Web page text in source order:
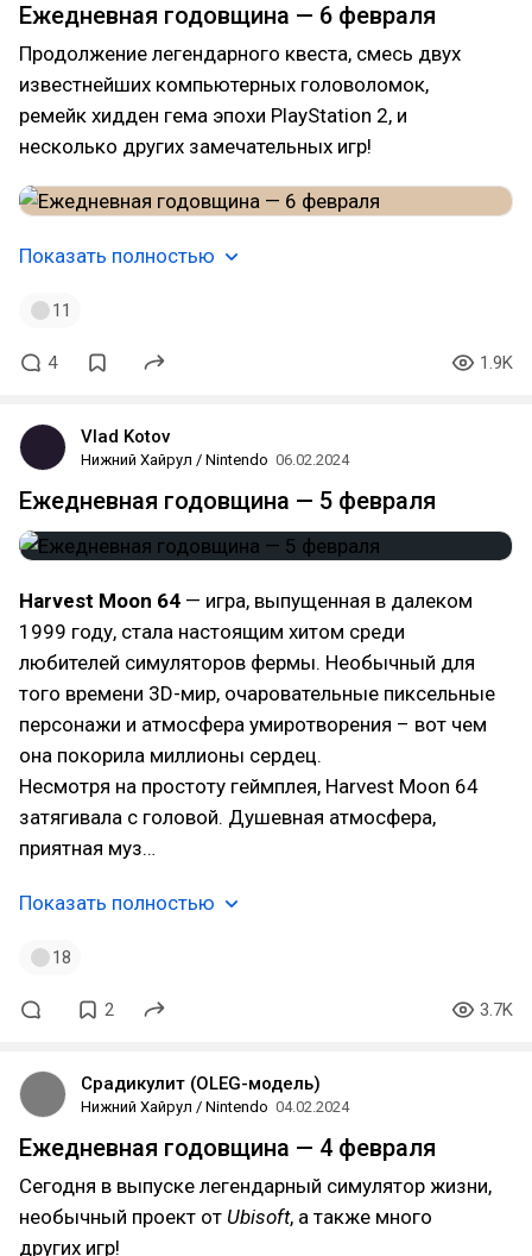
Ежедневная годовщина — 6 февраля
Продолжение легендарного квеста, смесь двух
известнейших компьютерных головоломок,
ремейк хидден гема эпохи PlayStation 2, и
несколько других замечательных игр!
Показать полностью
11
4 1.9K
Vlad Kotov
Нижний Хайрул / Nintendo 06.02.2024
Ежедневная годовщина — 5 февраля
Harvest Moon 64 — игра, выпущенная в далеком
1999 году, стала настоящим хитом среди
любителей симуляторов фермы. Необычный для
того времени 3D-мир, очаровательные пиксельные
персонажи и атмосфера умиротворения – вот чем
она покорила миллионы сердец.
Несмотря на простоту геймплея, Harvest Moon 64
затягивала с головой. Душевная атмосфера,
приятная муз…
Показать полностью
18
2 3.7K
Срадикулит (OLEG-модель)
Нижний Хайрул / Nintendo 04.02.2024
Ежедневная годовщина — 4 февраля
Сегодня в выпуске легендарный симулятор жизни,
необычный проект от Ubisoft, а также много
других игр!